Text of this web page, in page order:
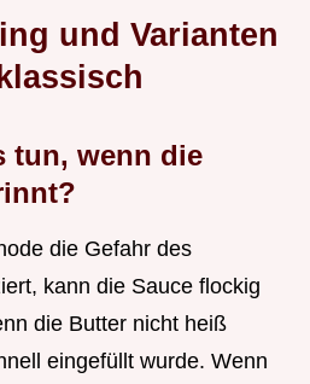
und Varianten
tun, wenn die
die Gefahr des
kann die Sauce flockig
die Butter nicht heiß
eingefüllt wurde. Wenn